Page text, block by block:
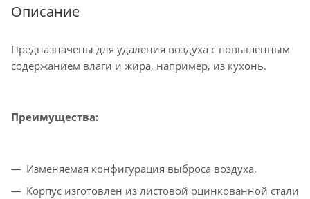
Описание
Предназначены для удаления воздуха с повышенным
содержанием влаги и жира, например, из кухонь.
Преимущества:
Изменяемая конфигурация выброса воздуха.
Корпус изготовлен из листовой оцинкованной стали